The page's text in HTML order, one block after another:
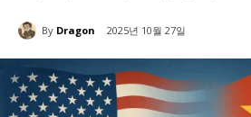
By Dragon 2025년 10월 27일